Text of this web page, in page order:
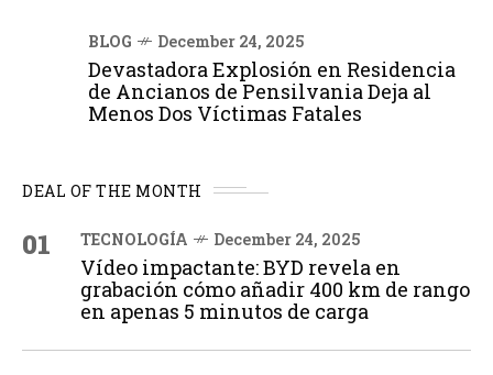
BLOG December 24, 2025
Devastadora Explosión en Residencia
de Ancianos de Pensilvania Deja al
Menos Dos Víctimas Fatales
DEAL OF THE MONTH
01 TECNOLOGÍA December 24, 2025
Vídeo impactante: BYD revela en
grabación cómo añadir 400 km de rango
en apenas 5 minutos de carga